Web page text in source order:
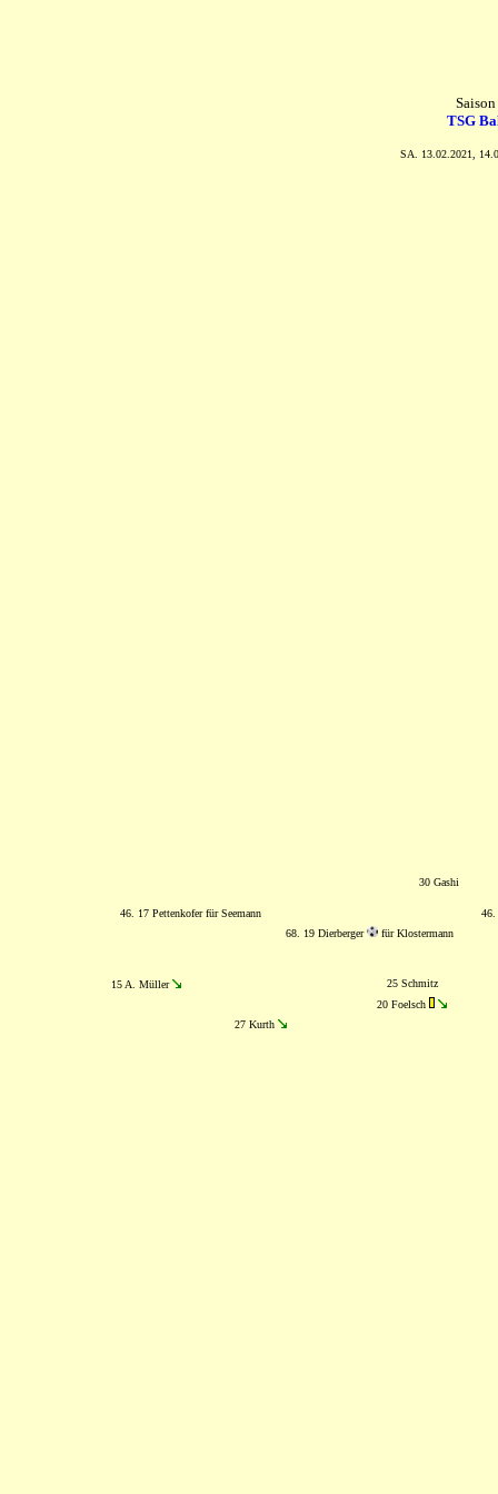
TSG
SA. 13.02.2021,
30 Gashi
46. 17 Pettenkofer für Seemann
46.
68. 19 Dierberger
für Klostermann
15 A. Müller
25 Schmitz
20 Foelsch
27 Kurth